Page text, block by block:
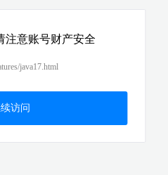
注意账号财产安全
java17.html
访问